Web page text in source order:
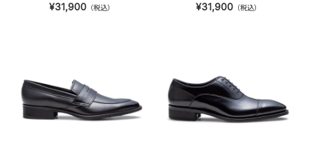
¥31,900 （税込） ¥31,900 （税込）